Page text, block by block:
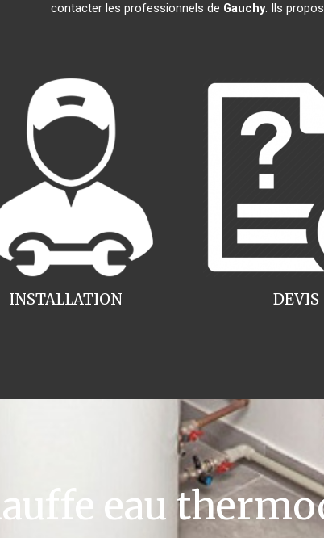
contacter les professionnels de Gauchy. Ils propos
INSTALLATION DEVIS
eau